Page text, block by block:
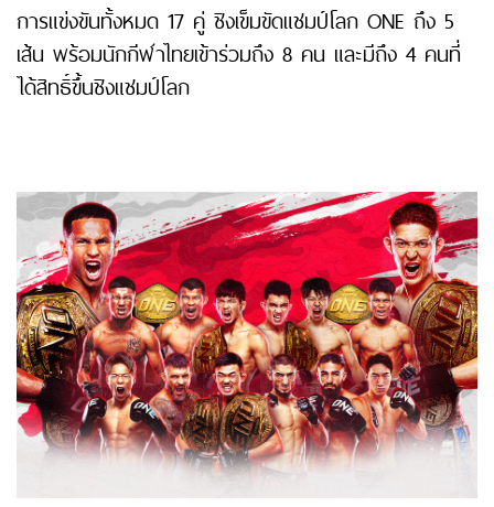
การแข่งขันทั้งหมด 17 คู่ ชิงเข็มขัดแชมป์โลก ONE ถึง 5
เส้น พร้อมนักกีฬาไทยเข้าร่วมถึง 8 คน และมีถึง 4 คนที่
ได้สิทธิ์ขึ้นชิงแชมป์โลก